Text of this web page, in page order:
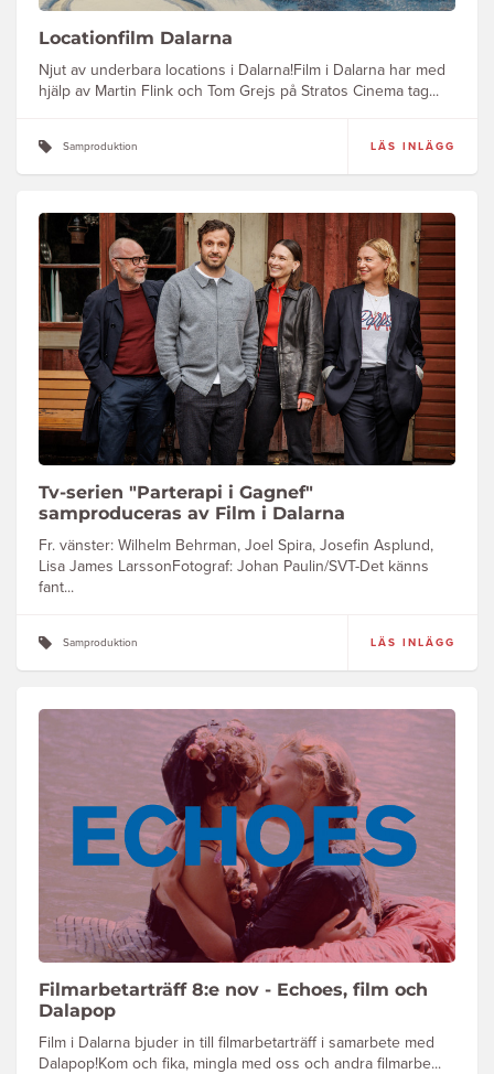
Locationfilm Dalarna
Njut av underbara locations i Dalarna!Film i Dalarna har med
hjälp av Martin Flink och Tom Grejs på Stratos Cinema tag...
Samproduktion LÄS INLÄGG
Tv-serien "Parterapi i Gagnef"
samproduceras av Film i Dalarna
Fr. vänster: Wilhelm Behrman, Joel Spira, Josefin Asplund,
Lisa James LarssonFotograf: Johan Paulin/SVT-Det känns
fant...
Samproduktion LÄS INLÄGG
Filmarbetarträff 8:e nov - Echoes, film och
Dalapop
Film i Dalarna bjuder in till filmarbetarträff i samarbete med
Dalapop!Kom och fika, mingla med oss och andra filmarbe...